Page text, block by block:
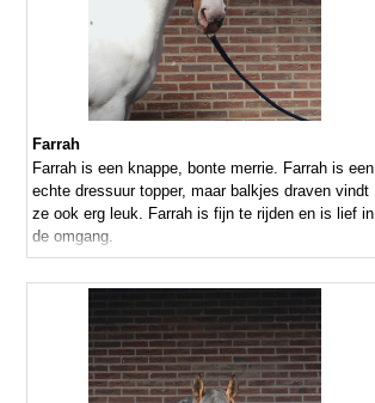
Farrah
Farrah is een knappe, bonte merrie. Farrah is een
echte dressuur topper, maar balkjes draven vindt
ze ook erg leuk. Farrah is fijn te rijden en is lief in
de omgang.